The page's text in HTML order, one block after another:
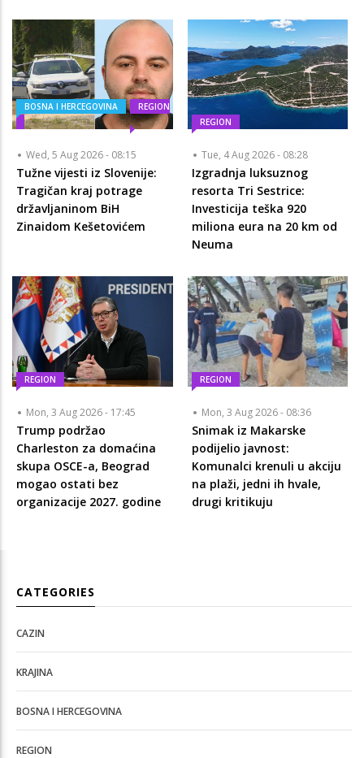
BOSNA I HERCEGOVINA REGION
Wed, 5 Aug 2026 - 08:15
Tužne vijesti iz Slovenije:
Tragičan kraj potrage
državljaninom BiH
Zinaidom Kešetovićem
REGION
Tue, 4 Aug 2026 - 08:28
Izgradnja luksuznog
resorta Tri Sestrice:
Investicija teška 920
miliona eura na 20 km od
Neuma
REGION
Mon, 3 Aug 2026 - 17:45
Trump podržao
Charleston za domaćina
skupa OSCE-a, Beograd
mogao ostati bez
organizacije 2027. godine
REGION
Mon, 3 Aug 2026 - 08:36
Snimak iz Makarske
podijelio javnost:
Komunalci krenuli u akciju
na plaži, jedni ih hvale,
drugi kritikuju
CATEGORIES
CAZIN
KRAJINA
BOSNA I HERCEGOVINA
REGION